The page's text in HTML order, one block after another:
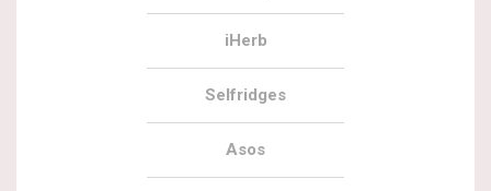
iHerb
Selfridges
Asos